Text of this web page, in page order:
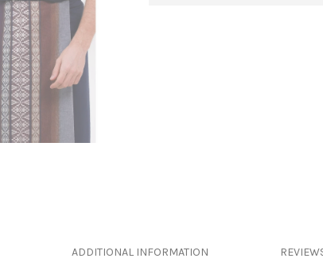
ADDITIONAL INFORMATION